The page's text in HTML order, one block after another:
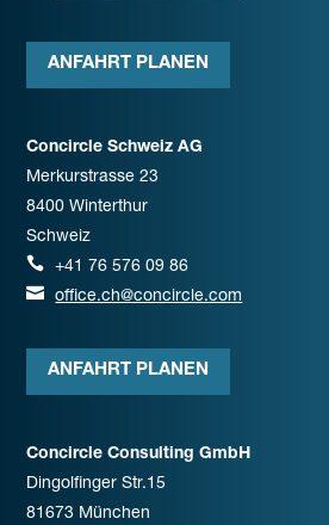
ANFAHRT PLANEN
Concircle Schweiz AG
Merkurstrasse 23
8400 Winterthur
Schweiz
 +41 76 576 09 86
 office.ch@concircle.com
ANFAHRT PLANEN
Concircle Consulting GmbH
Dingolfinger Str.15
81673 München